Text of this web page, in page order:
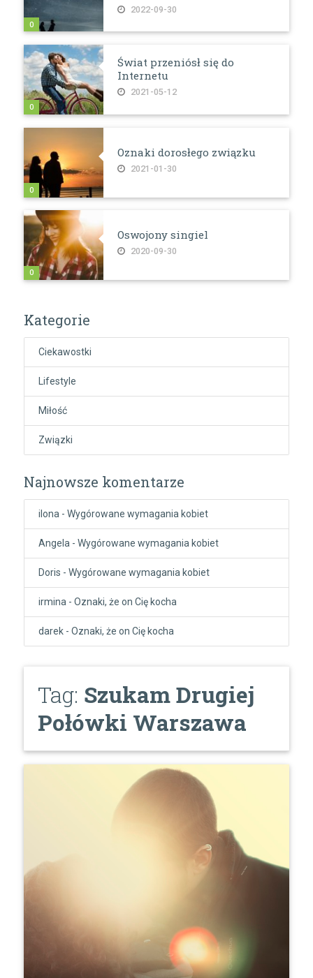
2022-09-30
0
Świat przeniósł się do
Internetu
2021-05-12
0
Oznaki dorosłego związku
2021-01-30
0
Oswojony singiel
2020-09-30
0
Kategorie
Ciekawostki
Lifestyle
Miłość
Związki
Najnowsze komentarze
ilona - Wygórowane wymagania kobiet
Angela - Wygórowane wymagania kobiet
Doris - Wygórowane wymagania kobiet
irmina - Oznaki, że on Cię kocha
darek- Oznaki, że on Cię kocha
Tag: Szukam Drugiej
Połówki Warszawa